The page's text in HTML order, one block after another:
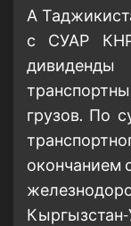
А
с СУАР
грузов. По
окончанием